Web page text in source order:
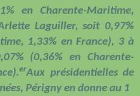
en Charente-Maritime,
Laguiller, soit 0,97%
1,33% en France), 3 à
(0,36% en Charente-
erAux présidentielles de
Périgny en donne au 1